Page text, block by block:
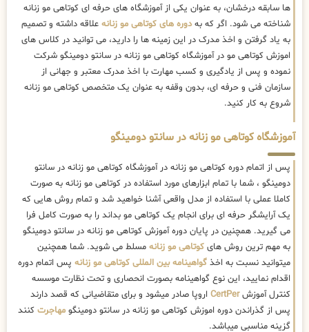
ها سابقه درخشان، به عنوان یکی از آموزشگاه های حرفه ای کوتاهی مو زنانه
شناخته می شود. اگر که بهدوره های کوتاهی مو زنانه علاقه داشته و تصمیم
به یاد گرفتن و اخذ مدرک در این زمینه ها را دارید، می توانید در کلاس های
اموزش کوتاهی مو در آموزشگاه کوتاهی مو زنانه در سانتو دومینگو شرکت
نموده و پس از یادگیری و کسب مهارت با اخذ مدرک معتبر و جهانی از
سازمان فنی و حرفه ای، بدون وقفه به عنوان یک متخصص کوتاهی مو زنانه
شروع به کار کنید.
آموزشگاه کوتاهی مو زنانه در سانتو دومینگو
پس از اتمام دوره کوتاهی مو زنانه در آموزشگاه کوتاهی مو زنانه در سانتو
دومینگو ، شما با تمام ابزارهای مورد استفاده در کوتاهی مو زنانه به صورت
کاملا عملی با استفاده از مدل واقعی آشنا خواهید شد و تمام روش هایی که
یک آرایشگر حرفه ای برای انجام یک کوتاهی مو بداند را به صورت کامل فرا
می گیرید. همچنین در پایان دوره آموزش کوتاهی مو زنانه در سانتو دومینگو
به مهم ترین روش های کوتاهی مو زنانه مسلط می شوید. شما همچنین
میتوانید نسبت به اخذ گواهینامه بین المللی کوتاهی مو زنانه پس اتمام دوره
اقدام نمایید، این نوع گواهینامه بصورت انحصاری و تحت نظارت موسسه
کنترل آموزشCertPer اروپا صادر میشود و برای متقاضیانی که قصد دارند
پس از گذراندن دوره اموزش کوتاهی مو زنانه در سانتو دومینگو مهاجرت کنند
گزینه مناسبی میباشد.